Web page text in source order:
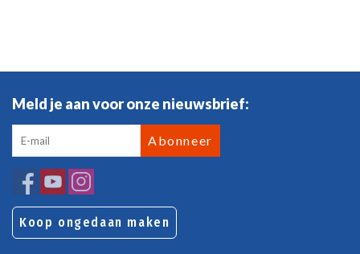
Meld je aan voor onze nieuwsbrief:
Abonneer
Koop ongedaan maken